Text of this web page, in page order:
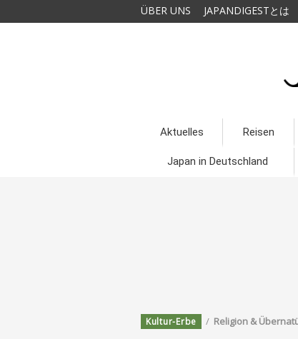
ÜBER UNS JAPANDIGESTとは
Aktuelles Reisen
Japan in Deutschland
Kultur-Erbe / Religion &